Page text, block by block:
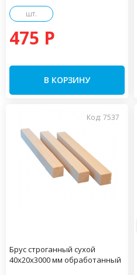
шт.
475 P
В КОРЗИНУ
Код: 7537
Брус строганный сухой
40х20х3000 мм обработанный